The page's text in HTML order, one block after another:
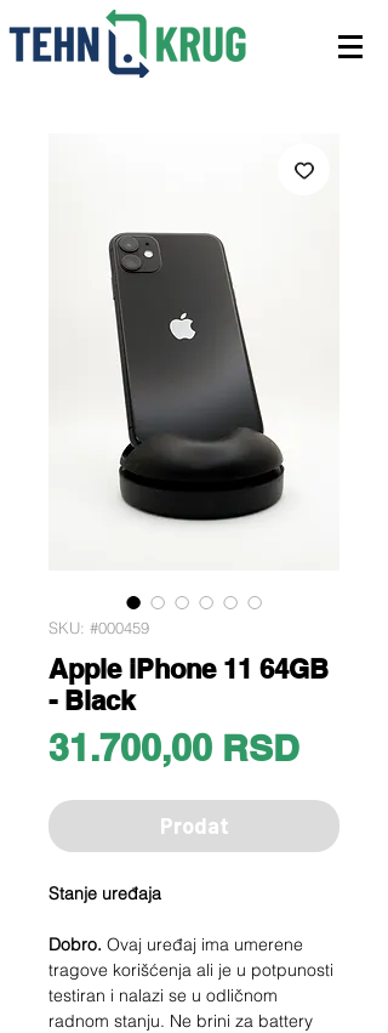
SKU: #000459
Apple iPhone 11 64GB
- Black
31.700,00 RSDPrice
Prodat
Stanje uređaja
Dobro. Ovaj uređaj ima umerene
tragove korišćenja ali je u potpunosti
testiran i nalazi se u odličnom
radnom stanju. Ne brini za battery